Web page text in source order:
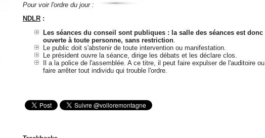
Pour voir l'ordre du jour :
NDLR :
Les séances du conseil sont publiques : la salle des séances est donc
ouverte à toute personne, sans restriction.
Le public doit s'abstenir de toute intervention ou manifestation.
Le président ouvre la séance, dirige les débats et les déclare clos.
Il a la police de l'assemblée. A ce titre, il peut faire expulser de l'auditoire ou
faire arrêter tout individu qui trouble l'ordre.